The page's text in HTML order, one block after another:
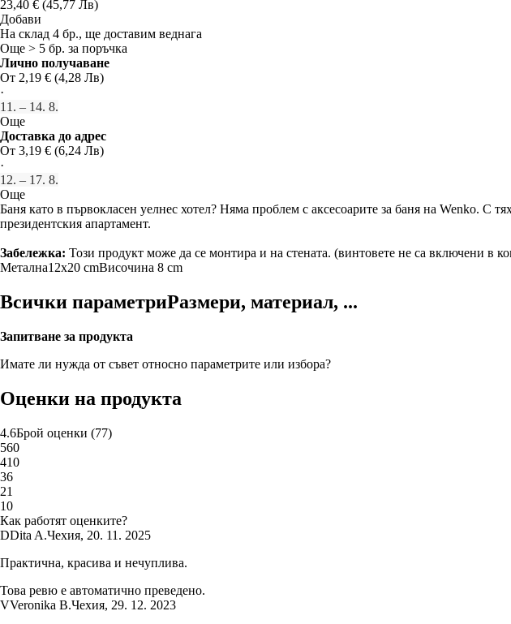
23,40 € (45,77 Лв)
Добави
На склад 4 бр., ще доставим веднага
Още > 5 бр. за поръчка
Лично получаване
От 2,19 € (4,28 Лв)
·
11. – 14. 8.
Още
Доставка до адрес
От 3,19 € (6,24 Лв)
·
12. – 17. 8.
Още
Баня като в първокласен уелнес хотел? Няма проблем с аксесоарите за баня на Wenko. С
президентския апартамент.
Забележка: Този продукт може да се монтира и на стената. (винтовете не са включени в
Метална12x20 cmВисочина 8 cm
Всички параметриРазмери, материал, ...
Запитване за продукта
Имате ли нужда от съвет относно параметрите или избора?
Оценки на продукта
4.6Брой оценки (77)
560
410
36
21
10
Как работят оценките?
DDita A.Чехия, 20. 11. 2025
Практична, красива и нечуплива.
Това ревю е автоматично преведено.
VVeronika B.Чехия, 29. 12. 2023